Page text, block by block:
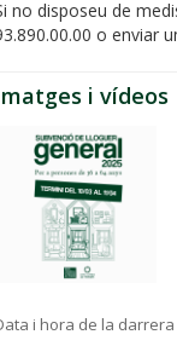
no disposeu de
o enviar
i vídeos
i hora de la